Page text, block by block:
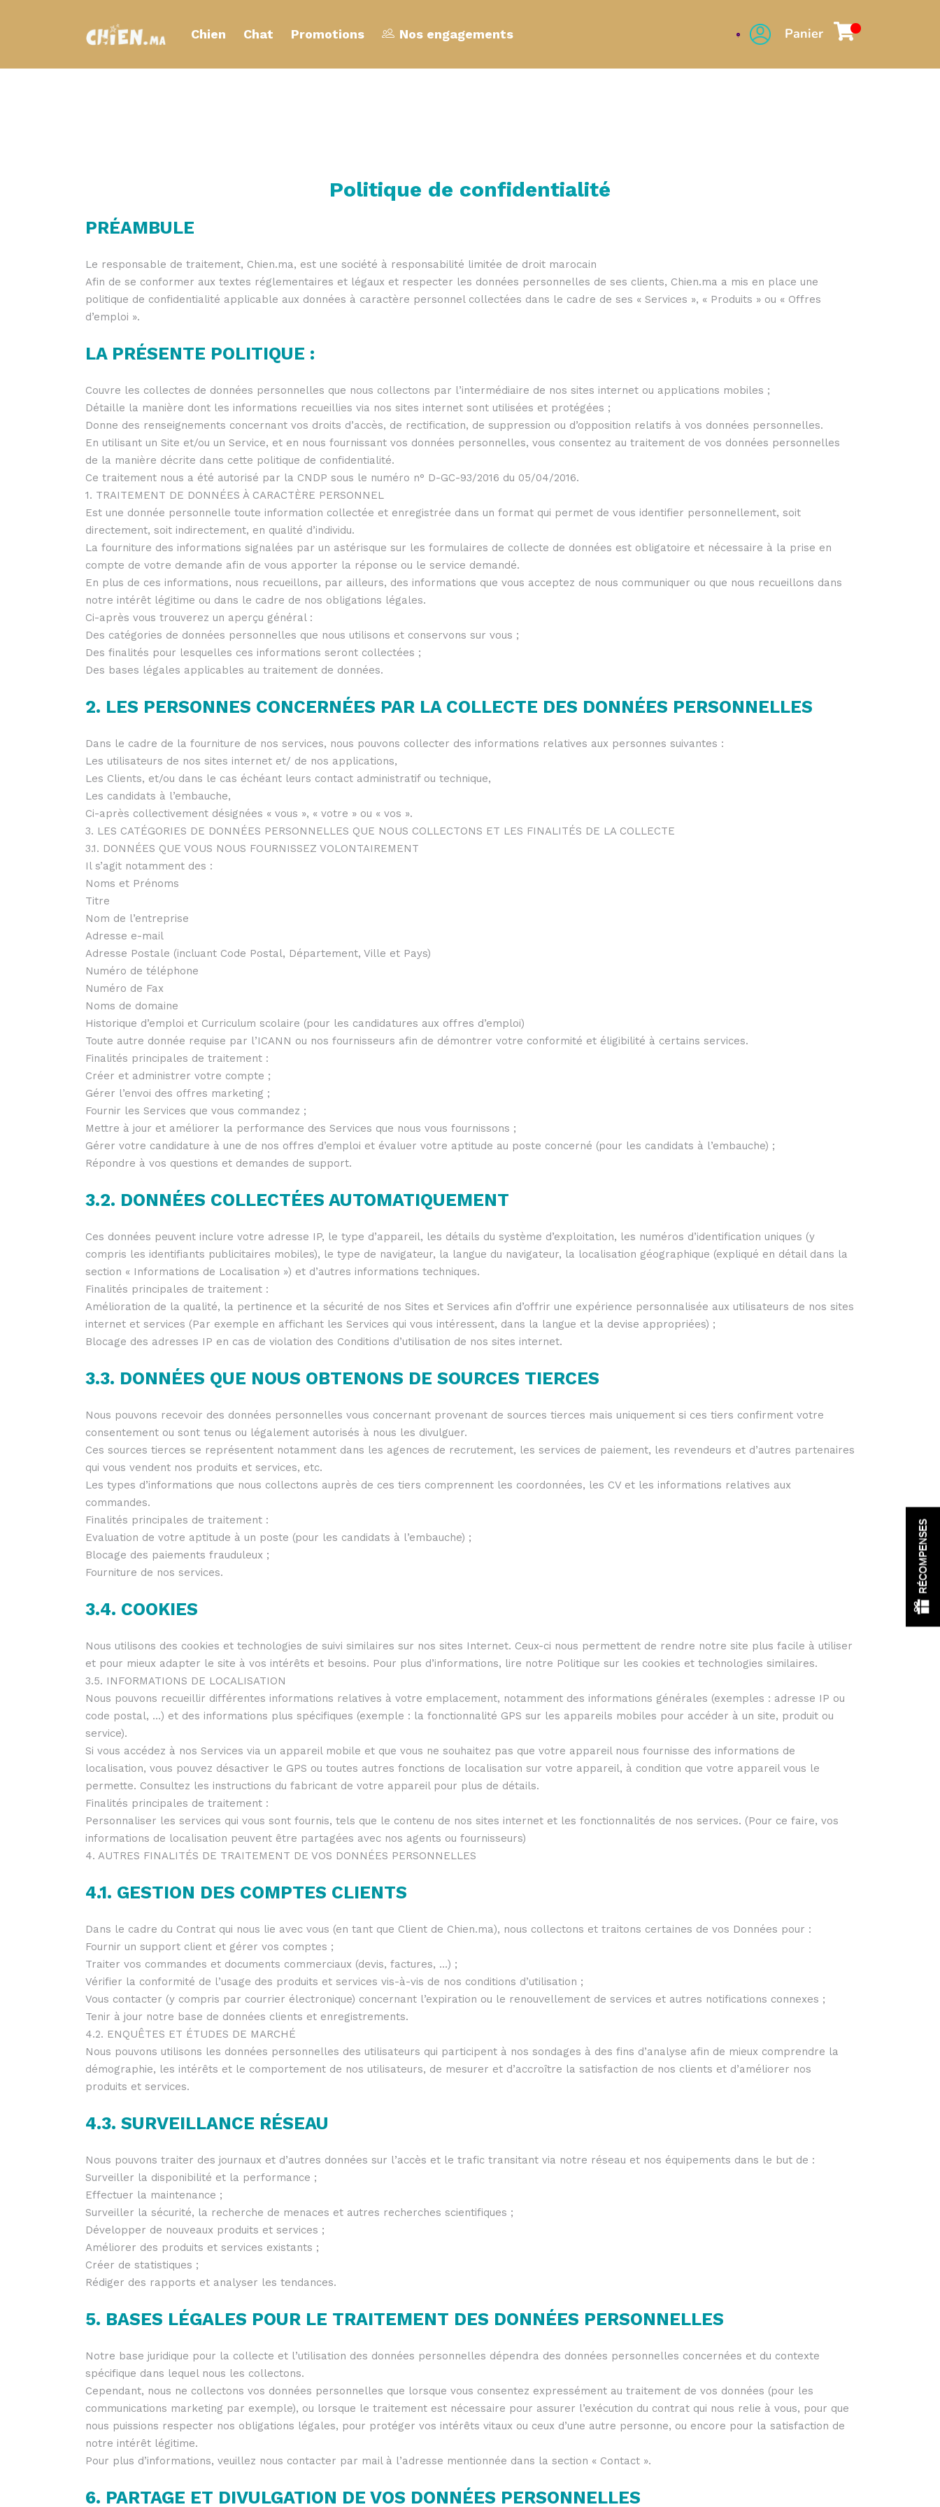
Chien Chat Promotions Nos engagements Panier
Politique de confidentialité
PRÉAMBULE
Le responsable de traitement, Chien.ma, est une société à responsabilité limitée de droit marocain
Afin de se conformer aux textes réglementaires et légaux et respecter les données personnelles de ses clients, Chien.ma a mis en place une
politique de confidentialité applicable aux données à caractère personnel collectées dans le cadre de ses « Services », « Produits » ou « Offres
d’emploi ».
LA PRÉSENTE POLITIQUE :
Couvre les collectes de données personnelles que nous collectons par l’intermédiaire de nos sites internet ou applications mobiles ;
Détaille la manière dont les informations recueillies via nos sites internet sont utilisées et protégées ;
Donne des renseignements concernant vos droits d’accès, de rectification, de suppression ou d’opposition relatifs à vos données personnelles.
En utilisant un Site et/ou un Service, et en nous fournissant vos données personnelles, vous consentez au traitement de vos données personnelles
de la manière décrite dans cette politique de confidentialité.
Ce traitement nous a été autorisé par la CNDP sous le numéro n° D-GC-93/2016 du 05/04/2016.
1. TRAITEMENT DE DONNÉES À CARACTÈRE PERSONNEL
Est une donnée personnelle toute information collectée et enregistrée dans un format qui permet de vous identifier personnellement, soit
directement, soit indirectement, en qualité d’individu.
La fourniture des informations signalées par un astérisque sur les formulaires de collecte de données est obligatoire et nécessaire à la prise en
compte de votre demande afin de vous apporter la réponse ou le service demandé.
En plus de ces informations, nous recueillons, par ailleurs, des informations que vous acceptez de nous communiquer ou que nous recueillons dans
notre intérêt légitime ou dans le cadre de nos obligations légales.
Ci-après vous trouverez un aperçu général :
Des catégories de données personnelles que nous utilisons et conservons sur vous ;
Des finalités pour lesquelles ces informations seront collectées ;
Des bases légales applicables au traitement de données.
2. LES PERSONNES CONCERNÉES PAR LA COLLECTE DES DONNÉES PERSONNELLES
Dans le cadre de la fourniture de nos services, nous pouvons collecter des informations relatives aux personnes suivantes :
Les utilisateurs de nos sites internet et/ de nos applications,
Les Clients, et/ou dans le cas échéant leurs contact administratif ou technique,
Les candidats à l’embauche,
Ci-après collectivement désignées « vous », « votre » ou « vos ».
3. LES CATÉGORIES DE DONNÉES PERSONNELLES QUE NOUS COLLECTONS ET LES FINALITÉS DE LA COLLECTE
3.1. DONNÉES QUE VOUS NOUS FOURNISSEZ VOLONTAIREMENT
Il s’agit notamment des :
Noms et Prénoms
Titre
Nom de l’entreprise
Adresse e-mail
Adresse Postale (incluant Code Postal, Département, Ville et Pays)
Numéro de téléphone
Numéro de Fax
Noms de domaine
Historique d’emploi et Curriculum scolaire (pour les candidatures aux offres d’emploi)
Toute autre donnée requise par l’ICANN ou nos fournisseurs afin de démontrer votre conformité et éligibilité à certains services.
Finalités principales de traitement :
Créer et administrer votre compte ;
Gérer l’envoi des offres marketing ;
Fournir les Services que vous commandez ;
Mettre à jour et améliorer la performance des Services que nous vous fournissons ;
Gérer votre candidature à une de nos offres d’emploi et évaluer votre aptitude au poste concerné (pour les candidats à l’embauche) ;
Répondre à vos questions et demandes de support.
3.2. DONNÉES COLLECTÉES AUTOMATIQUEMENT
Ces données peuvent inclure votre adresse IP, le type d’appareil, les détails du système d’exploitation, les numéros d’identification uniques (y
compris les identifiants publicitaires mobiles), le type de navigateur, la langue du navigateur, la localisation géographique (expliqué en détail dans la
section « Informations de Localisation ») et d’autres informations techniques.
Finalités principales de traitement :
Amélioration de la qualité, la pertinence et la sécurité de nos Sites et Services afin d’offrir une expérience personnalisée aux utilisateurs de nos sites
internet et services (Par exemple en affichant les Services qui vous intéressent, dans la langue et la devise appropriées) ;
Blocage des adresses IP en cas de violation des Conditions d’utilisation de nos sites internet.
3.3. DONNÉES QUE NOUS OBTENONS DE SOURCES TIERCES
Nous pouvons recevoir des données personnelles vous concernant provenant de sources tierces mais uniquement si ces tiers confirment votre
consentement ou sont tenus ou légalement autorisés à nous les divulguer.
Ces sources tierces se représentent notamment dans les agences de recrutement, les services de paiement, les revendeurs et d’autres partenaires
qui vous vendent nos produits et services, etc.
Les types d’informations que nous collectons auprès de ces tiers comprennent les coordonnées, les CV et les informations relatives aux
commandes.
Finalités principales de traitement :
Evaluation de votre aptitude à un poste (pour les candidats à l’embauche) ;
Blocage des paiements frauduleux ;
Fourniture de nos services.
3.4. COOKIES
Nous utilisons des cookies et technologies de suivi similaires sur nos sites Internet. Ceux-ci nous permettent de rendre notre site plus facile à utiliser
et pour mieux adapter le site à vos intérêts et besoins. Pour plus d’informations, lire notre Politique sur les cookies et technologies similaires.
3.5. INFORMATIONS DE LOCALISATION
Nous pouvons recueillir différentes informations relatives à votre emplacement, notamment des informations générales (exemples : adresse IP ou
code postal, …) et des informations plus spécifiques (exemple : la fonctionnalité GPS sur les appareils mobiles pour accéder à un site, produit ou
service).
Si vous accédez à nos Services via un appareil mobile et que vous ne souhaitez pas que votre appareil nous fournisse des informations de
localisation, vous pouvez désactiver le GPS ou toutes autres fonctions de localisation sur votre appareil, à condition que votre appareil vous le
permette. Consultez les instructions du fabricant de votre appareil pour plus de détails.
Finalités principales de traitement :
Personnaliser les services qui vous sont fournis, tels que le contenu de nos sites internet et les fonctionnalités de nos services. (Pour ce faire, vos
informations de localisation peuvent être partagées avec nos agents ou fournisseurs)
4. AUTRES FINALITÉS DE TRAITEMENT DE VOS DONNÉES PERSONNELLES
4.1. GESTION DES COMPTES CLIENTS
Dans le cadre du Contrat qui nous lie avec vous (en tant que Client de Chien.ma), nous collectons et traitons certaines de vos Données pour :
Fournir un support client et gérer vos comptes ;
Traiter vos commandes et documents commerciaux (devis, factures, …) ;
Vérifier la conformité de l’usage des produits et services vis-à-vis de nos conditions d’utilisation ;
Vous contacter (y compris par courrier électronique) concernant l’expiration ou le renouvellement de services et autres notifications connexes ;
Tenir à jour notre base de données clients et enregistrements.
4.2. ENQUÊTES ET ÉTUDES DE MARCHÉ
Nous pouvons utilisons les données personnelles des utilisateurs qui participent à nos sondages à des fins d’analyse afin de mieux comprendre la
démographie, les intérêts et le comportement de nos utilisateurs, de mesurer et d’accroître la satisfaction de nos clients et d’améliorer nos
produits et services.
4.3. SURVEILLANCE RÉSEAU
Nous pouvons traiter des journaux et d’autres données sur l’accès et le trafic transitant via notre réseau et nos équipements dans le but de :
Surveiller la disponibilité et la performance ;
Effectuer la maintenance ;
Surveiller la sécurité, la recherche de menaces et autres recherches scientifiques ;
Développer de nouveaux produits et services ;
Améliorer des produits et services existants ;
Créer de statistiques ;
Rédiger des rapports et analyser les tendances.
5. BASES LÉGALES POUR LE TRAITEMENT DES DONNÉES PERSONNELLES
Notre base juridique pour la collecte et l’utilisation des données personnelles dépendra des données personnelles concernées et du contexte
spécifique dans lequel nous les collectons.
Cependant, nous ne collectons vos données personnelles que lorsque vous consentez expressément au traitement de vos données (pour les
communications marketing par exemple), ou lorsque le traitement est nécessaire pour assurer l’exécution du contrat qui nous relie à vous, pour que
nous puissions respecter nos obligations légales, pour protéger vos intérêts vitaux ou ceux d’une autre personne, ou encore pour la satisfaction de
notre intérêt légitime.
Pour plus d’informations, veuillez nous contacter par mail à l’adresse mentionnée dans la section « Contact ».
6. PARTAGE ET DIVULGATION DE VOS DONNÉES PERSONNELLES
RÉCOMPENSES